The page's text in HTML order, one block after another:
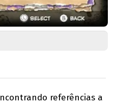
referências a